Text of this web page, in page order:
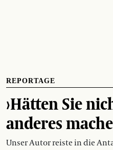
REPORTAGE
›Hätten Sie
anderes
Unser Autor reiste in die